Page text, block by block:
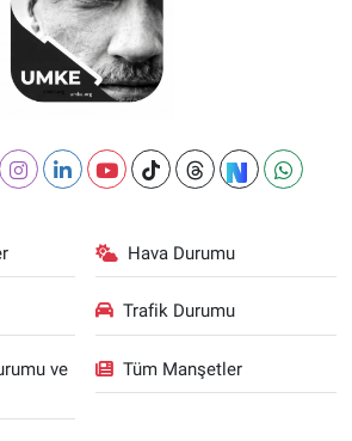
Hava Durumu
Trafik Durumu
ve
Tüm Manşetler